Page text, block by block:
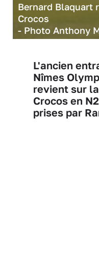
Bernard Blaquart
Crocos
- Photo Anthony
L'ancien
Nîmes
revient sur
Crocos en
prises par